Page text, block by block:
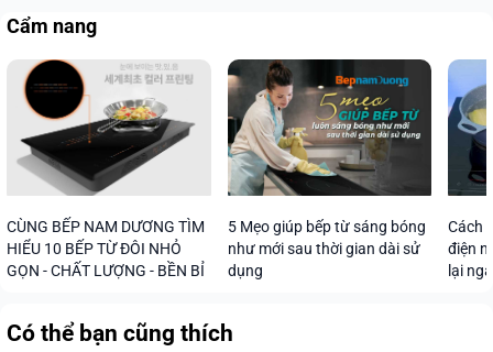
Cẩm nang
CÙNG BẾP NAM DƯƠNG TÌM
HIỂU 10 BẾP TỪ ĐÔI NHỎ
GỌN - CHẤT LƯỢNG - BỀN BỈ
5 Mẹo giúp bếp từ sáng bóng
như mới sau thời gian dài sử
dụng
Cách
điện
lại
Có thể bạn cũng thích